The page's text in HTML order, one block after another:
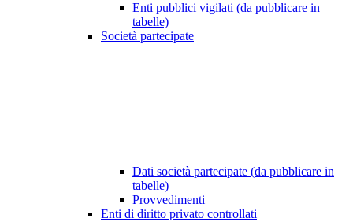
Enti pubblici vigilati (da pubblicare in
tabelle)
Società partecipate
Dati società partecipate (da pubblicare in
tabelle)
Provvedimenti
Enti di diritto privato controllati